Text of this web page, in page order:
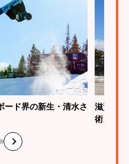
ード界の新生・清水さ
滋賀は
術」の